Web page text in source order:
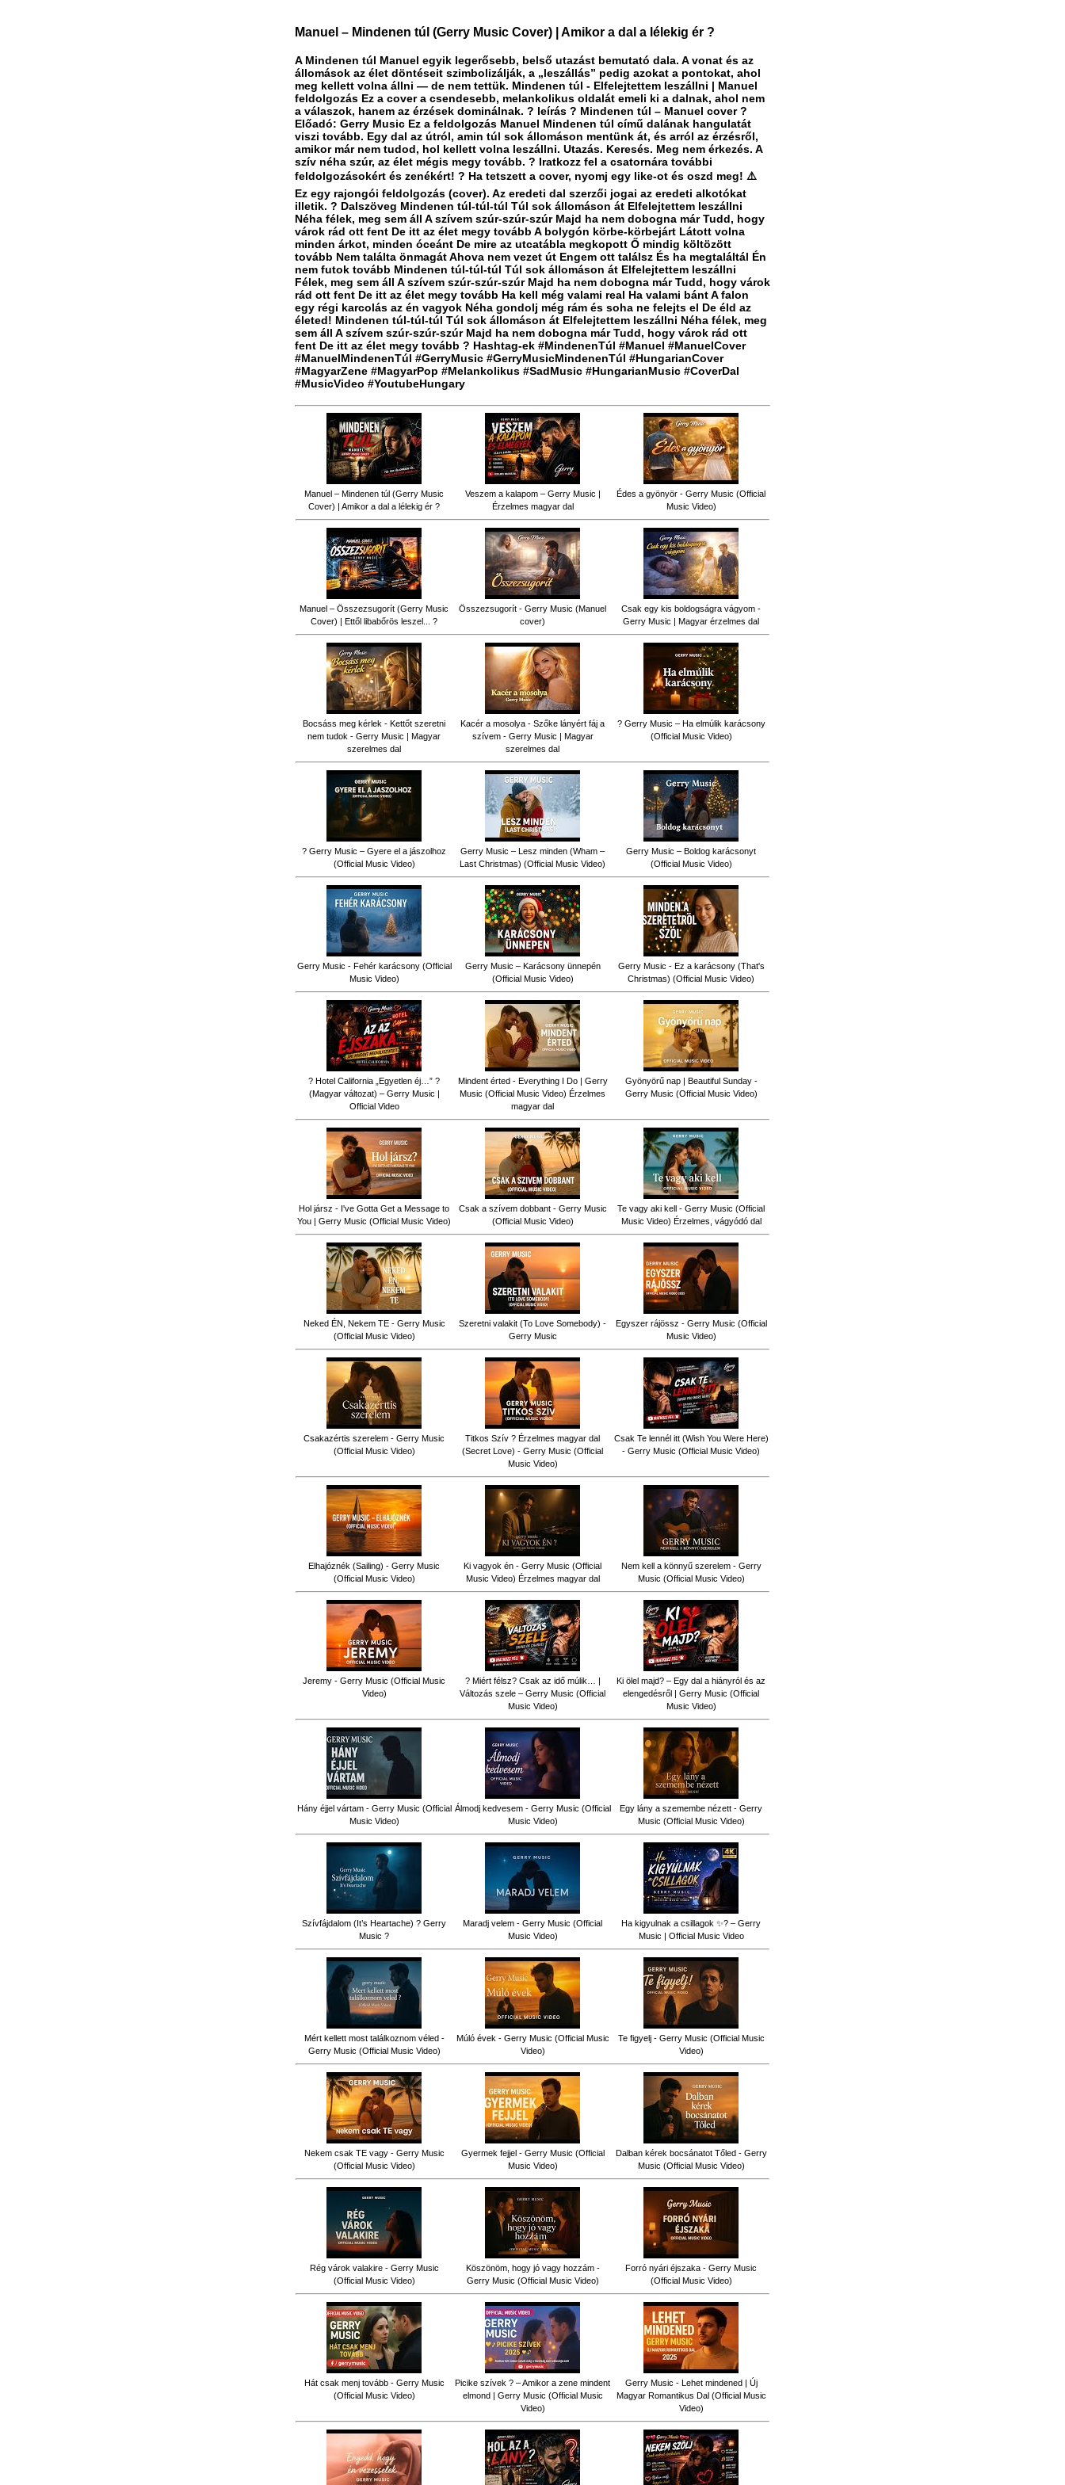
Manuel – Mindenen túl (Gerry Music Cover) | Amikor a dal a lélekig ér ?
A Mindenen túl Manuel egyik legerősebb, belső utazást bemutató dala. A vonat és az
állomások az élet döntéseit szimbolizálják, a „leszállás” pedig azokat a pontokat, ahol
meg kellett volna állni — de nem tettük. Mindenen túl - Elfelejtettem leszállni | Manuel
feldolgozás Ez a cover a csendesebb, melankolikus oldalát emeli ki a dalnak, ahol nem
a válaszok, hanem az érzések dominálnak. ? leírás ? Mindenen túl – Manuel cover ?
Előadó: Gerry Music Ez a feldolgozás Manuel Mindenen túl című dalának hangulatát
viszi tovább. Egy dal az útról, amin túl sok állomáson mentünk át, és arról az érzésről,
amikor már nem tudod, hol kellett volna leszállni. Utazás. Keresés. Meg nem érkezés. A
szív néha szúr, az élet mégis megy tovább. ? Iratkozz fel a csatornára további
feldolgozásokért és zenékért! ? Ha tetszett a cover, nyomj egy like-ot és oszd meg! ⚠️
Ez egy rajongói feldolgozás (cover). Az eredeti dal szerzői jogai az eredeti alkotókat
illetik. ? Dalszöveg Mindenen túl-túl-túl Túl sok állomáson át Elfelejtettem leszállni
Néha félek, meg sem áll A szívem szúr-szúr-szúr Majd ha nem dobogna már Tudd, hogy
várok rád ott fent De itt az élet megy tovább A bolygón körbe-körbejárt Látott volna
minden árkot, minden óceánt De mire az utcatábla megkopott Ő mindig költözött
tovább Nem találta önmagát Ahova nem vezet út Engem ott találsz És ha megtaláltál Én
nem futok tovább Mindenen túl-túl-túl Túl sok állomáson át Elfelejtettem leszállni
Félek, meg sem áll A szívem szúr-szúr-szúr Majd ha nem dobogna már Tudd, hogy várok
rád ott fent De itt az élet megy tovább Ha kell még valami real Ha valami bánt A falon
egy régi karcolás az én vagyok Néha gondolj még rám és soha ne felejts el De éld az
életed! Mindenen túl-túl-túl Túl sok állomáson át Elfelejtettem leszállni Néha félek, meg
sem áll A szívem szúr-szúr-szúr Majd ha nem dobogna már Tudd, hogy várok rád ott
fent De itt az élet megy tovább ? Hashtag-ek #MindenenTúl #Manuel #ManuelCover
#ManuelMindenenTúl #GerryMusic #GerryMusicMindenenTúl #HungarianCover
#MagyarZene #MagyarPop #Melankolikus #SadMusic #HungarianMusic #CoverDal
#MusicVideo #YoutubeHungary
Manuel – Mindenen túl (Gerry Music
Cover) | Amikor a dal a lélekig ér ?
Veszem a kalapom – Gerry Music |
Érzelmes magyar dal
Édes a gyönyör - Gerry Music (Official
Music Video)
Manuel – Összezsugorít (Gerry Music
Cover) | Ettől libabőrös leszel... ?
Összezsugorít - Gerry Music (Manuel
cover)
Csak egy kis boldogságra vágyom -
Gerry Music | Magyar érzelmes dal
Bocsáss meg kérlek - Kettőt szeretni
nem tudok - Gerry Music | Magyar
szerelmes dal
Kacér a mosolya - Szőke lányért fáj a
szívem - Gerry Music | Magyar
szerelmes dal
? Gerry Music – Ha elmúlik karácsony
(Official Music Video)
? Gerry Music – Gyere el a jászolhoz
(Official Music Video)
Gerry Music – Lesz minden (Wham –
Last Christmas) (Official Music Video)
Gerry Music – Boldog karácsonyt
(Official Music Video)
Gerry Music - Fehér karácsony (Official
Music Video)
Gerry Music – Karácsony ünnepén
(Official Music Video)
Gerry Music - Ez a karácsony (That's
Christmas) (Official Music Video)
? Hotel California „Egyetlen éj…” ?
(Magyar változat) – Gerry Music |
Official Video
Mindent érted - Everything I Do | Gerry
Music (Official Music Video) Érzelmes
magyar dal
Gyönyörű nap | Beautiful Sunday -
Gerry Music (Official Music Video)
Hol jársz - I've Gotta Get a Message to
You | Gerry Music (Official Music Video)
Csak a szívem dobbant - Gerry Music
(Official Music Video)
Te vagy aki kell - Gerry Music (Official
Music Video) Érzelmes, vágyódó dal
Neked ÉN, Nekem TE - Gerry Music
(Official Music Video)
Szeretni valakit (To Love Somebody) -
Gerry Music
Egyszer rájössz - Gerry Music (Official
Music Video)
Csakazértis szerelem - Gerry Music
(Official Music Video)
Titkos Szív ? Érzelmes magyar dal
(Secret Love) - Gerry Music (Official
Music Video)
Csak Te lennél itt (Wish You Were Here)
- Gerry Music (Official Music Video)
Elhajóznék (Sailing) - Gerry Music
(Official Music Video)
Ki vagyok én - Gerry Music (Official
Music Video) Érzelmes magyar dal
Nem kell a könnyű szerelem - Gerry
Music (Official Music Video)
Jeremy - Gerry Music (Official Music
Video)
? Miért félsz? Csak az idő múlik… |
Változás szele – Gerry Music (Official
Music Video)
Ki ölel majd? – Egy dal a hiányról és az
elengedésről | Gerry Music (Official
Music Video)
Hány éjjel vártam - Gerry Music (Official
Music Video)
Álmodj kedvesem - Gerry Music (Official
Music Video)
Egy lány a szemembe nézett - Gerry
Music (Official Music Video)
Szívfájdalom (It’s Heartache) ? Gerry
Music ?
Maradj velem - Gerry Music (Official
Music Video)
Ha kigyulnak a csillagok ✨? – Gerry
Music | Official Music Video
Mért kellett most találkoznom véled -
Gerry Music (Official Music Video)
Múló évek - Gerry Music (Official Music
Video)
Te figyelj - Gerry Music (Official Music
Video)
Nekem csak TE vagy - Gerry Music
(Official Music Video)
Gyermek fejjel - Gerry Music (Official
Music Video)
Dalban kérek bocsánatot Tőled - Gerry
Music (Official Music Video)
Rég várok valakire - Gerry Music
(Official Music Video)
Köszönöm, hogy jó vagy hozzám -
Gerry Music (Official Music Video)
Forró nyári éjszaka - Gerry Music
(Official Music Video)
Hát csak menj tovább - Gerry Music
(Official Music Video)
Picike szívek ? – Amikor a zene mindent
elmond | Gerry Music (Official Music
Video)
Gerry Music - Lehet mindened | Új
Magyar Romantikus Dal (Official Music
Video)